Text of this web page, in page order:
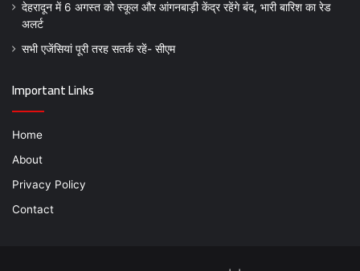
देहरादून में 6 अगस्त को स्कूल और आंगनबाड़ी केंद्र रहेंगे बंद, भारी बारिश का रेड
अलर्ट
सभी एजेंसियां पूरी तरह सतर्क रहें- सीएम
Important Links
Home
About
Privacy Policy
Contact